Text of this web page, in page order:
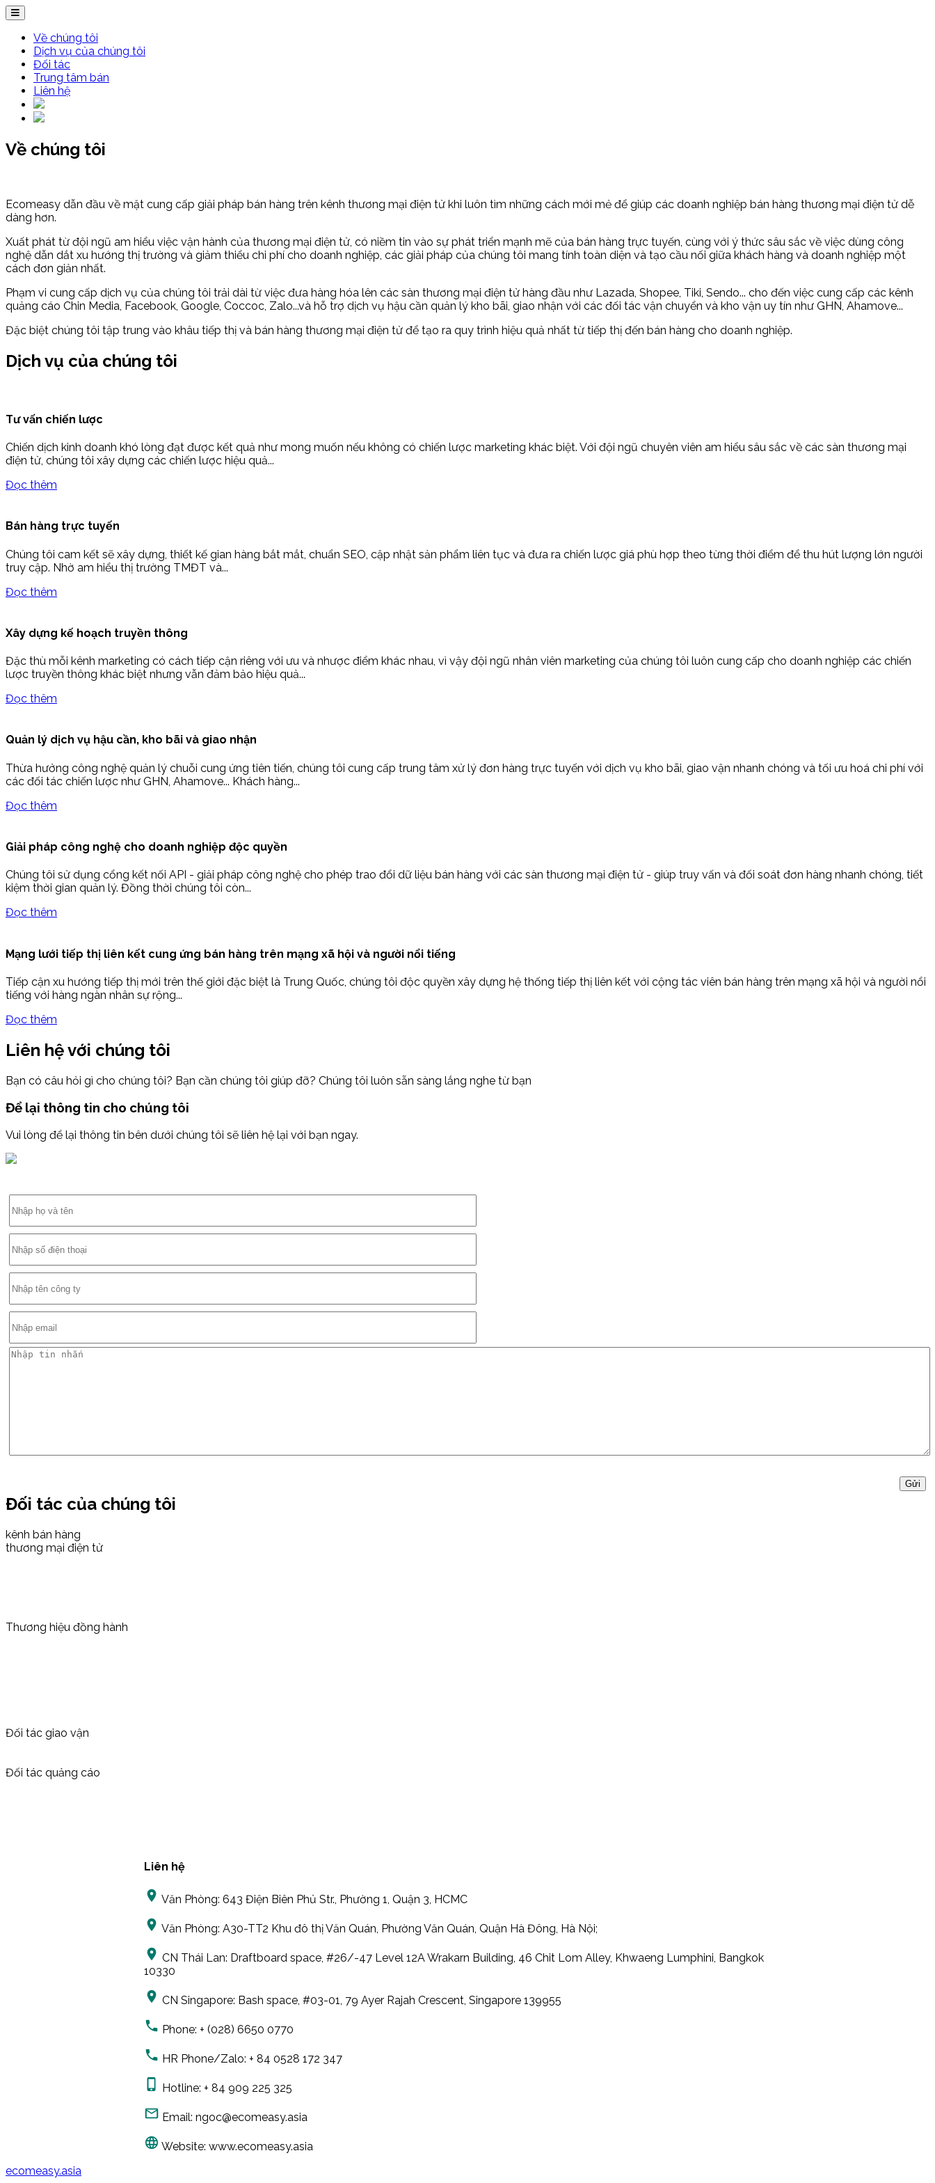
Về chúng tôi
Dịch vụ của chúng tôi
Đối tác
Trung tâm bán
Liên hệ
Về chúng tôi
Ecomeasy dẫn đầu về mặt cung cấp giải pháp bán hàng trên kênh thương mại điện tử khi luôn tìm những cách mới mẻ để giúp các doanh nghiệp bán hàng thương mại điện tử dễ
dàng hơn.
Xuất phát từ đội ngũ am hiểu việc vận hành của thương mại điện tử, có niềm tin vào sự phát triển mạnh mẽ của bán hàng trực tuyến, cùng với ý thức sâu sắc về việc dùng công
nghệ dẫn dắt xu hướng thị trường và giảm thiểu chi phí cho doanh nghiệp, các giải pháp của chúng tôi mang tính toàn diện và tạo cầu nối giữa khách hàng và doanh nghiệp một
cách đơn giản nhất.
Phạm vi cung cấp dịch vụ của chúng tôi trải dài từ việc đưa hàng hóa lên các sàn thương mại điện tử hàng đầu như Lazada, Shopee, Tiki, Sendo... cho đến việc cung cấp các kênh
quảng cáo Chin Media, Facebook, Google, Coccoc, Zalo...và hỗ trợ dịch vụ hậu cần quản lý kho bãi, giao nhận với các đối tác vận chuyển và kho vận uy tín như GHN, Ahamove...
Đặc biệt chúng tôi tập trung vào khâu tiếp thị và bán hàng thương mại điện tử để tạo ra quy trình hiệu quả nhất từ tiếp thị đến bán hàng cho doanh nghiệp.
Dịch vụ của chúng tôi
Tư vấn chiến lược
Chiến dịch kinh doanh khó lòng đạt được kết quả như mong muốn nếu không có chiến lược marketing khác biệt. Với đội ngũ chuyên viên am hiểu sâu sắc về các sàn thương mại
điện tử, chúng tôi xây dựng các chiến lược hiệu quả...
Đọc thêm
Bán hàng trực tuyến
Chúng tôi cam kết sẽ xây dựng, thiết kế gian hàng bắt mắt, chuẩn SEO, cập nhật sản phẩm liên tục và đưa ra chiến lược giá phù hợp theo từng thời điểm để thu hút lượng lớn người
truy cập. Nhờ am hiểu thị trường TMĐT và...
Đọc thêm
Xây dựng kế hoạch truyền thông
Đặc thù mỗi kênh marketing có cách tiếp cận riêng với ưu và nhược điểm khác nhau, vì vậy đội ngũ nhân viên marketing của chúng tôi luôn cung cấp cho doanh nghiệp các chiến
lược truyền thông khác biệt nhưng vẫn đảm bảo hiệu quả...
Đọc thêm
Quản lý dịch vụ hậu cần, kho bãi và giao nhận
Thừa hưởng công nghệ quản lý chuỗi cung ứng tiên tiến, chúng tôi cung cấp trung tâm xử lý đơn hàng trực tuyến với dịch vụ kho bãi, giao vận nhanh chóng và tối ưu hoá chi phí với
các đối tác chiến lược như GHN, Ahamove... Khách hàng...
Đọc thêm
Giải pháp công nghệ cho doanh nghiệp độc quyền
Chúng tôi sử dụng cổng kết nối API - giải pháp công nghệ cho phép trao đổi dữ liệu bán hàng với các sàn thương mại điện tử - giúp truy vấn và đối soát đơn hàng nhanh chóng, tiết
kiệm thời gian quản lý. Đồng thời chúng tôi còn...
Đọc thêm
Mạng lưới tiếp thị liên kết cung ứng bán hàng trên mạng xã hội và người nổi tiếng
Tiếp cận xu hướng tiếp thị mới trên thế giới đặc biệt là Trung Quốc, chúng tôi độc quyền xây dựng hệ thống tiếp thị liên kết với cộng tác viên bán hàng trên mạng xã hội và người nổi
tiếng với hàng ngàn nhân sự rộng...
Đọc thêm
Liên hệ với chúng tôi
Bạn có câu hỏi gì cho chúng tôi? Bạn cần chúng tôi giúp đỡ? Chúng tôi luôn sẵn sàng lắng nghe từ bạn
Để lại thông tin cho chúng tôi
Vui lòng để lại thông tin bên dưới chúng tôi sẽ liên hệ lại với bạn ngay.
Đối tác của chúng tôi
kênh bán hàng
thương mại điện tử
Thương hiệu đồng hành
Đối tác giao vận
Đối tác quảng cáo
Liên hệ
Văn Phòng: 643 Điện Biên Phủ Str., Phường 1, Quận 3, HCMC
Văn Phòng: A30-TT2 Khu đô thị Văn Quán, Phường Văn Quán, Quận Hà Đông, Hà Nội;
CN Thái Lan: Draftboard space, #26/-47 Level 12A Wrakarn Building, 46 Chit Lom Alley, Khwaeng Lumphini, Bangkok
10330
CN Singapore: Bash space, #03-01, 79 Ayer Rajah Crescent, Singapore 139955
Phone: + (028) 6650 0770
HR Phone/Zalo: + 84 0528 172 347
Hotline: + 84 909 225 325
Email:ngoc@ecomeasy.asia
Website: www.ecomeasy.asia
ecomeasy.asia